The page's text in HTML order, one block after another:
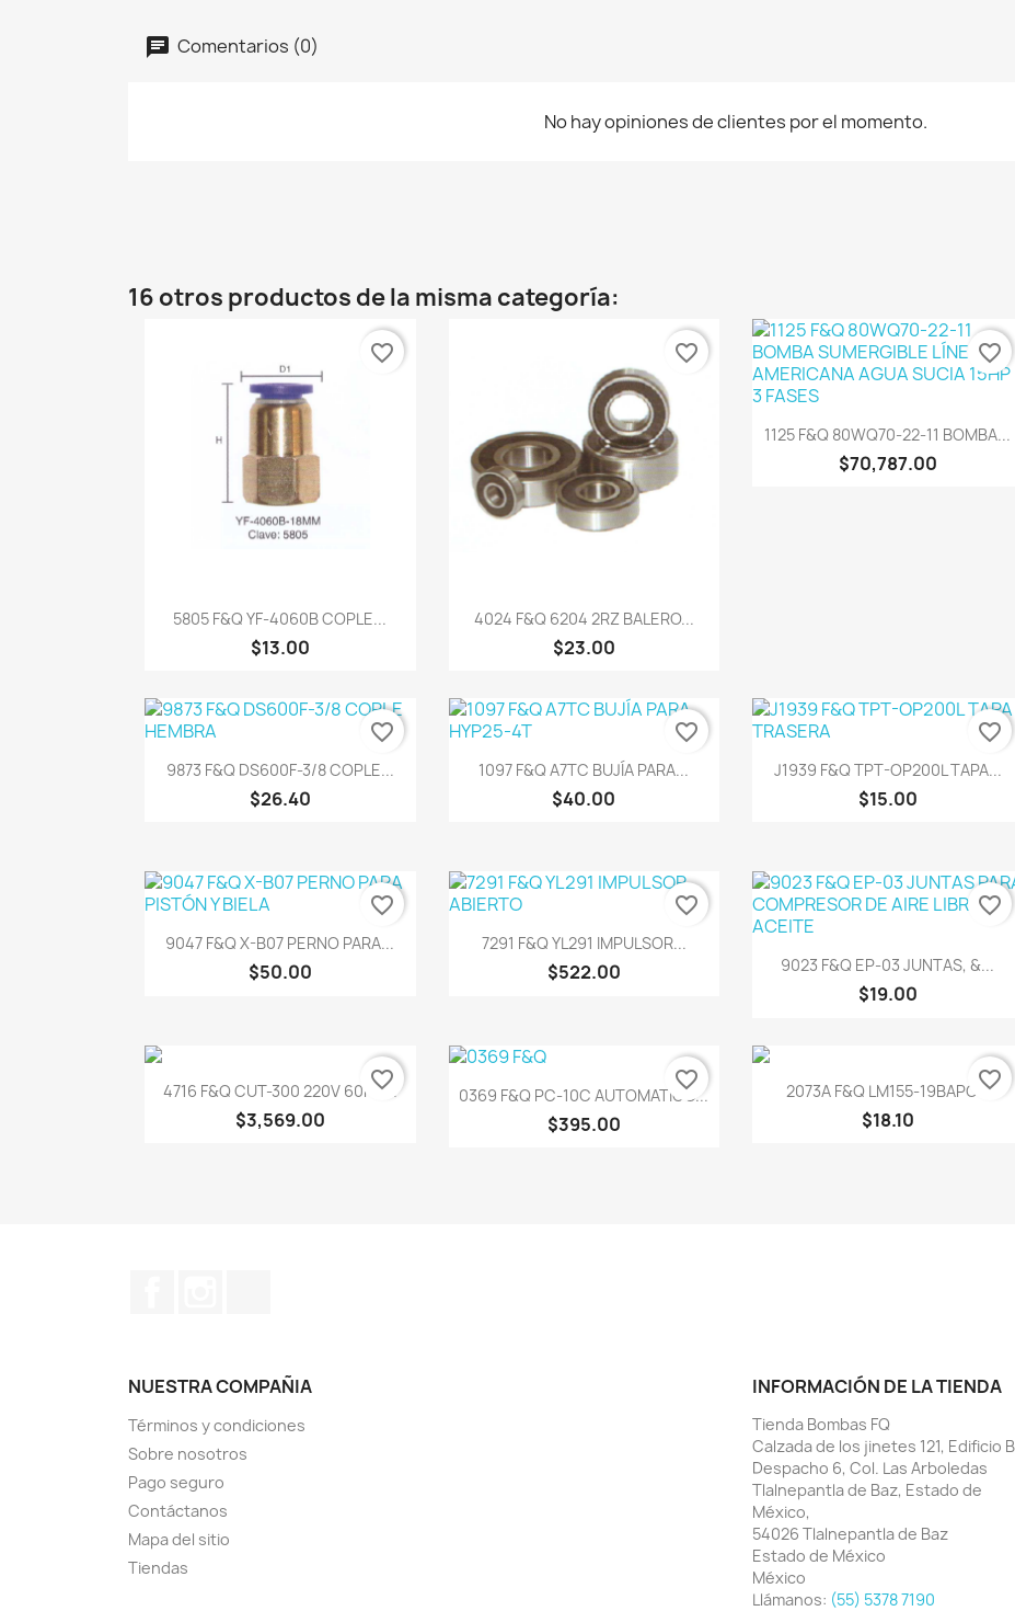
Comentarios (0)
No hay opiniones de clientes por el momento.
16 otros productos de la misma categoría:
Vista rápida
5805 F&Q YF-4060B COPLE...
$13.00
favorite_border
Vista rápida
4024 F&Q 6204 2RZ BALERO...
$23.00
favorite_border
Vista rápida
1125 F&Q 80WQ70-22-11 BOMBA...
$70,787.00
favorite_border
Vista rápida
9873 F&Q DS600F-3/8 COPLE...
$26.40
favorite_border
Vista rápida
1097 F&Q A7TC BUJÍA PARA...
$40.00
favorite_border
Vista rápida
J1939 F&Q TPT-OP200L TAPA...
$15.00
favorite_border
Vista rápida
9047 F&Q X-B07 PERNO PARA...
$50.00
favorite_border
Vista rápida
7291 F&Q YL291 IMPULSOR...
$522.00
favorite_border
Vista rápida
9023 F&Q EP-03 JUNTAS, &...
$19.00
favorite_border
Vista rápida
4716 F&Q CUT-300 220V 60HZ...
$3,569.00
favorite_border Vista rápida
0369 F&Q PC-10C AUTOMATICO...
$395.00
favorite_border Vista rápida
2073A F&Q LM155-19BAPC...
$18.10
favorite_border
NUESTRA COMPAÑIA
Términos y condiciones
Sobre nosotros
Pago seguro
Contáctanos
Mapa del sitio
Tiendas
INFORMACIÓN DE LA TIENDA
Tienda Bombas FQ
Calzada de los jinetes 121, Edificio
Despacho 6, Col. Las Arboledas
Tlalnepantla de Baz, Estado de
México,
54026 Tlalnepantla de Baz
Estado de México
México
Llámanos: (55) 5378 7190